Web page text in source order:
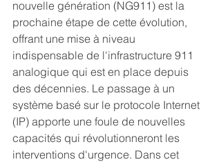
nouvelle génération (NG911) est la
prochaine étape de cette évolution,
offrant une mise à niveau
indispensable de l'infrastructure 911
analogique qui est en place depuis
des décennies. Le passage à un
système basé sur le protocole Internet
(IP) apporte une foule de nouvelles
capacités qui révolutionneront les
interventions d'urgence. Dans cet